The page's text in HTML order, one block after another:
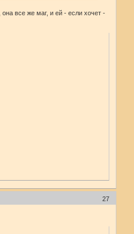
все же маг, и ей - если хочет -
27